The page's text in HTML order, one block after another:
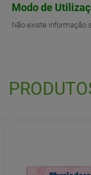
Modo de
Não existe informação